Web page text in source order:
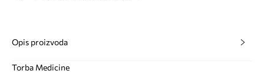
Opis proizvoda
Torba Medicine